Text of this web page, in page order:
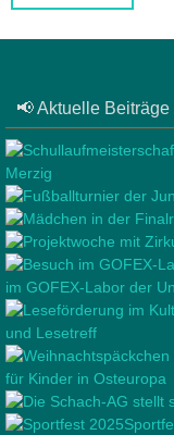
📢 Aktuelle Beiträge
Merzig
im GOFEX-Labor der
und Lesetreff
für Kinder in Osteuropa